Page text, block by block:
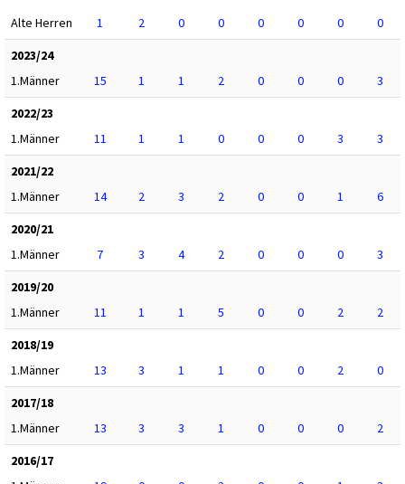
Alte Herren 1 2 0 0 0 0 0
0
2023/24
1.Männer
15 1 1 2 0 0 0
3
2022/23
1.Männer
11 1 1 0 0 0 3
3
2021/22
1.Männer
14 2 3 2 0 0 1
6
2020/21
1.Männer
7 3 4 2 0 0 0
3
2019/20
1.Männer
11 1 1 5 0 0 2
2
2018/19
1.Männer
13 3 1 1 0 0 2
0
2017/18
1.Männer
13 3 3 1 0 0 0
2
2016/17